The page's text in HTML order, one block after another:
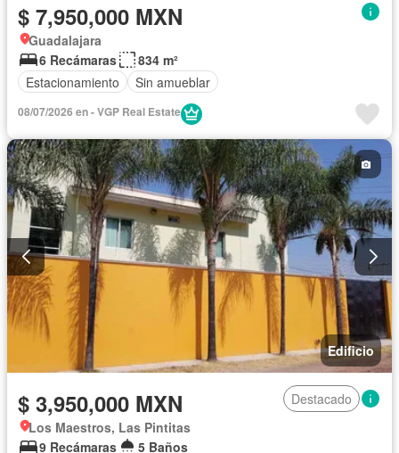
$ 7,950,000 MXN
Guadalajara
6 Recámaras
834 m²
Estacionamiento
Sin amueblar
08/07/2026 en - VGP Real Estate
Edificio
$ 3,950,000 MXN
Destacado
Los Maestros, Las Pintitas
9 Recámaras
5 Baños